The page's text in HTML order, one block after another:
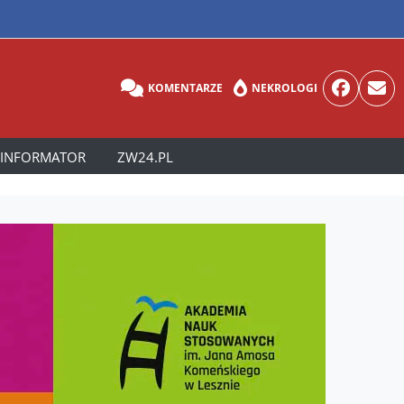
KOMENTARZE NEKROLOGI
INFORMATOR ZW24.PL